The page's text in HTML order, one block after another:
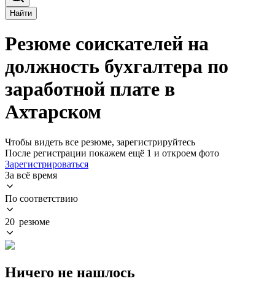
Найти
Резюме соискателей на
должность бухгалтера по
заработной плате в
Ахтарском
Чтобы видеть все резюме, зарегистрируйтесь
После регистрации покажем ещё 1 и откроем фото
Зарегистрироваться
За всё время
По соответствию
20 резюме
Ничего не нашлось